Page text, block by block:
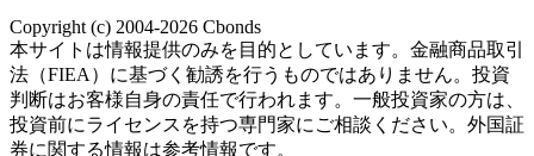
Copyright (c) 2004-2026 Cbonds
本サイトは情報提供のみを目的としています。金融商品取引
法（FIEA）に基づく勧誘を行うものではありません。投資
判断はお客様自身の責任で行われます。一般投資家の方は、
投資前にライセンスを持つ専門家にご相談ください。外国証
券に関する情報は参考情報です。